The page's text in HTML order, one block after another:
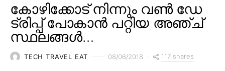
കോഴിക്കോട് നിന്നും വൺ ഡേ
ട്രിപ്പ് പോകാൻ പറ്റിയ അഞ്ച്
സ്ഥലങ്ങൾ…
TECH TRAVEL EAT 08/06/2018 117 shares